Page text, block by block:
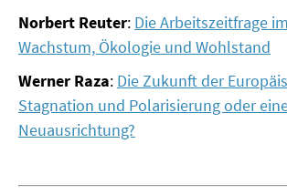
Newsletter
Suche
Presse
Norbert Reuter: Die Arbeitszeitfrage
Wachstum, Ökologie und Wohlstand
Werner Raza: Die Zukunft der
Stagnation und Polarisierung oder
Neuausrichtung?